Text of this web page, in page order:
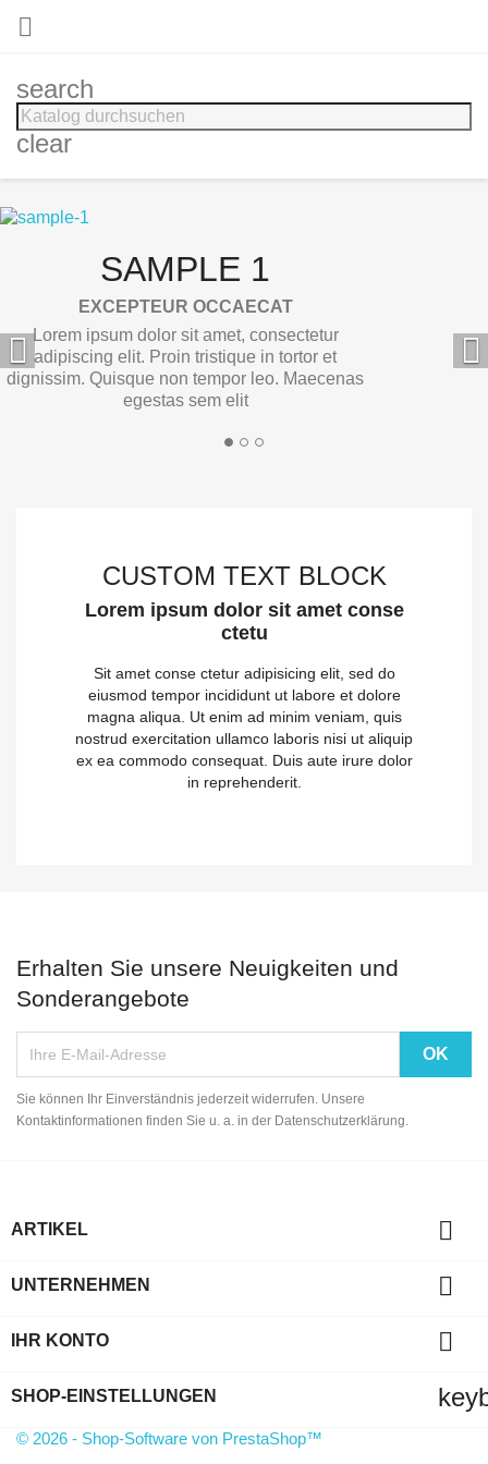

search
clear
SAMPLE 1
EXCEPTEUR OCCAECAT
Lorem ipsum dolor sit amet, consectetur
adipiscing elit. Proin tristique in tortor et
dignissim. Quisque non tempor leo. Maecenas
egestas sem elit
 
CUSTOM TEXT BLOCK
Lorem ipsum dolor sit amet conse
ctetu
Sit amet conse ctetur adipisicing elit, sed do
eiusmod tempor incididunt ut labore et dolore
magna aliqua. Ut enim ad minim veniam, quis
nostrud exercitation ullamco laboris nisi ut aliquip
ex ea commodo consequat. Duis aute irure dolor
in reprehenderit.
Erhalten Sie unsere Neuigkeiten und
Sonderangebote
Sie können Ihr Einverständnis jederzeit widerrufen. Unsere
Kontaktinformationen finden Sie u. a. in der Datenschutzerklärung.
ARTIKEL 
UNTERNEHMEN 
IHR KONTO 
SHOP-EINSTELLUNGEN
© 2026 - Shop-Software von PrestaShop™